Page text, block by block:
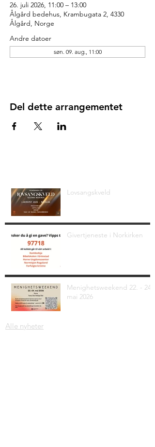
26. juli 2026, 11:00 – 13:00
Ålgård bedehus, Krambugata 2, 4330
Ålgård, Norge
Andre datoer
søn. 09. aug., 11:00
Del dette arrangementet
Lovsangskveld
Givertjeneste i Norkirken
Menighetsweekend 22. - 24.
mai 2026
Alle nyheter